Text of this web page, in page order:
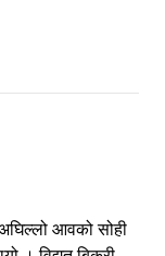
आवको सोही